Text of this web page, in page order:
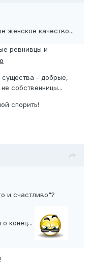
женское качество...
ревнивцы и
- добрые,
собственницы...
спорить!
и счастливо"?
конец...